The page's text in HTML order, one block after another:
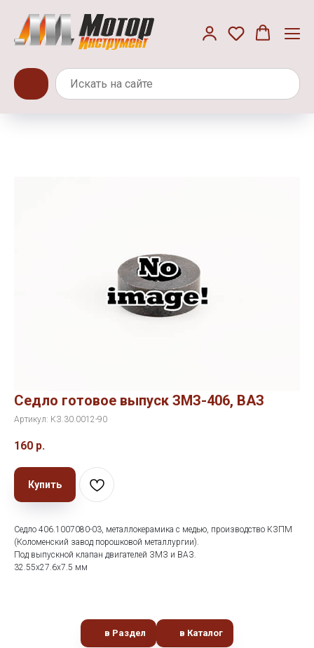
Седло готовое выпуск ЗМЗ-406, ВАЗ
Артикул: КЗ.30.0012-90
160 р.
Купить
Седло 406.1007080-03, металлокерамика с медью, производство КЗПМ
(Коломенский завод порошковой металлургии).
Под выпускной клапан двигателей ЗМЗ и ВАЗ.
32.55х27.6х7.5 мм
в Раздел в Каталог